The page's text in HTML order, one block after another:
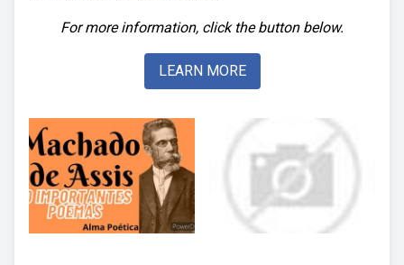
For more information, click the button below.
LEARN MORE